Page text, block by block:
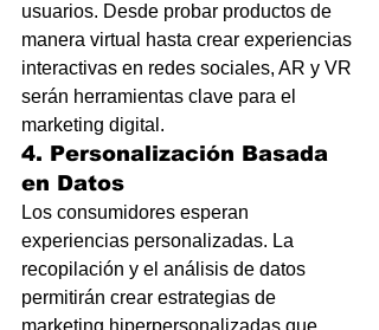
usuarios. Desde probar productos de
manera virtual hasta crear experiencias
interactivas en redes sociales, AR y VR
serán herramientas clave para el
marketing digital.
4. Personalización Basada
en Datos
Los consumidores esperan
experiencias personalizadas. La
recopilación y el análisis de datos
permitirán crear estrategias de
marketing hiperpersonalizadas que